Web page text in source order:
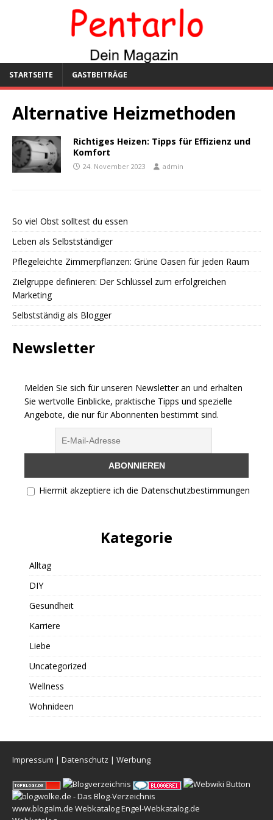
STARTSEITE GASTBEITRÄGE
Alternative Heizmethoden
Richtiges Heizen: Tipps für Effizienz und
Komfort
24. November 2023 admin
So viel Obst solltest du essen
Leben als Selbstständiger
Pflegeleichte Zimmerpflanzen: Grüne Oasen für jeden Raum
Zielgruppe definieren: Der Schlüssel zum erfolgreichen
Marketing
Selbstständig als Blogger
Newsletter
Melden Sie sich für unseren Newsletter an und erhalten
Sie wertvolle Einblicke, praktische Tipps und spezielle
Angebote, die nur für Abonnenten bestimmt sind.
Hiermit akzeptiere ich die Datenschutzbestimmungen
Kategorie
Alltag
DIY
Gesundheit
Karriere
Liebe
Uncategorized
Wellness
Wohnideen
Impressum | Datenschutz | Werbung
www.blogalm.de WebkatalogEngel-Webkatalog.de